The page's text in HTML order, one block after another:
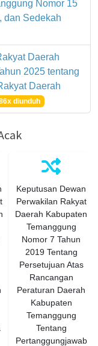
Nomor 15
dan Sedekah
Daerah
2025 tentang
Daerah
diunduh
Keputusan Dewan
Perwakilan Rakyat
Daerah Kabupaten
Temanggung
Nomor 7 Tahun
2019 Tentang
Persetujuan Atas
Rancangan
Peraturan Daerah
Kabupaten
Temanggung
Tentang
Pertanggungjawab